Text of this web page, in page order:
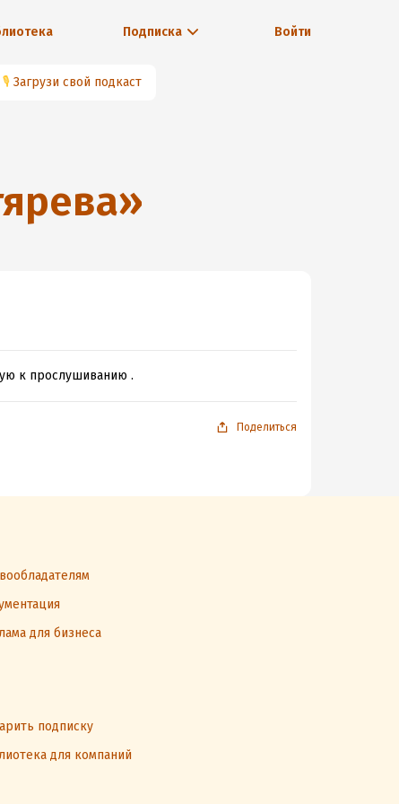
Подписка Войти
🎙 Загрузи свой подкаст
»
к прослушиванию .
Поделиться
для бизнеса
подписку
для компаний